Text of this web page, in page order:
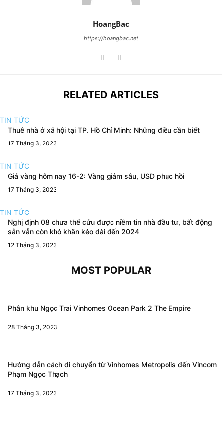
HoangBac
https://hoangbac.net
RELATED ARTICLES
TIN TỨC
Thuê nhà ở xã hội tại TP. Hồ Chí Minh: Những điều cần biết
17 Tháng 3, 2023
TIN TỨC
Giá vàng hôm nay 16-2: Vàng giảm sâu, USD phục hồi
17 Tháng 3, 2023
TIN TỨC
Nghị định 08 chưa thể cứu được niềm tin nhà đầu tư, bất động
sản vẫn còn khó khăn kéo dài đến 2024
12 Tháng 3, 2023
MOST POPULAR
Phân khu Ngọc Trai Vinhomes Ocean Park 2 The Empire
28 Tháng 3, 2023
Hướng dẫn cách di chuyển từ Vinhomes Metropolis đến Vincom
Phạm Ngọc Thạch
17 Tháng 3, 2023